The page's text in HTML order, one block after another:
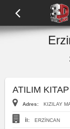
ATILIM
Adres: KIZILAY
İl: ERZİNCAN